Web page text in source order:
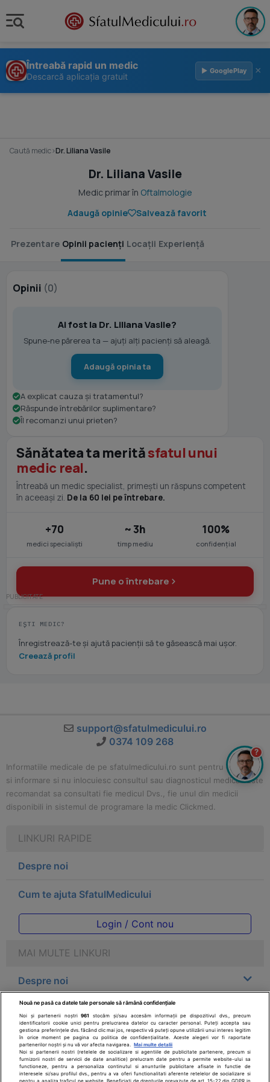
Întreabă rapid un medic
Descarcă aplicația gratuit
▶ GooglePlay ×
Caută medic›Dr. Liliana Vasile
Dr. Liliana Vasile
Medic primar în Oftalmologie
Adaugă opinie
Salvează favorit
Prezentare Opinii pacienți Locații Experiență
Opinii (0)
Ai fost la Dr. Liliana Vasile?
Spune-ne părerea ta — ajuți alți pacienți să aleagă.
Adaugă opinia ta
A explicat cauza și tratamentul?
Răspunde întrebărilor suplimentare?
Îl recomanzi unui prieten?
Sănătatea ta merităsfatul unui
medic real.
Întreabă un medic specialist, primești un răspuns competent
în aceeași zi. De la 60 lei pe întrebare.
+70
medici specialiști
~ 3h
timp mediu
100%
confidențial
Pune o întrebare
EȘTI MEDIC?
Înregistrează-te și ajută pacienții să te găsească mai ușor.
Creează profil
support@sfatulmedicului.ro
0374 109 268
Informatiile medicale de pe sfatulmedicului.ro sunt pentru educatie
si informare si nu inlocuiesc consultul sau diagnosticul medical. Este
recomandat sa consultati fie medicul Dvs., fie unul din medicii
disponibili in sistemul de programare la medic Clickmed.
LINKURI RAPIDE
Despre noi
Cum te ajuta SfatulMedicului
Login / Cont nou
MAI MULTE LINKURI
Despre noi
Legal
Drepturile consumatorului
Parteneri
?
Nouă ne pasă ca datele tale personale să rămână confidențiale
Noi și partenerii noștri961
stocăm și/sau accesăm informații pe dispozitivul dvs., precum
identificatorii cookie unici pentru prelucrarea datelor cu caracter personal. Puteți accepta sau
gestiona preferințele dvs. făcând clic mai jos, respectiv vă puteți opune utilizării unui interes legitim
în orice moment pe pagina cu politica de confidențialitate. Aceste alegeri vor fi raportate
partenerilor noștri și nu vă vor afecta navigarea.
Mai multe detalii
Noi si partenerii nostri (retelele de socializare si agentiile de publicitate partenere, precum si
furnizorii nostri de servicii de date analitice) prelucram date pentru a permite website-ului sa
functioneze, pentru a personaliza continutul si anunturile publicitare afisate in functie de
interesele si/sau profilul dvs., pentru a va oferi functionalitati aferente retelelor de socializare si
pentru a analiza traficul pe website. Beneficiati de drepturile prevazute de art. 15-22 din GDPR in